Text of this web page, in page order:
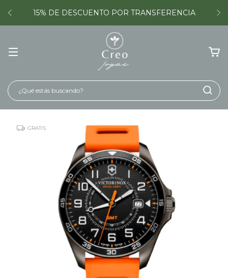
15% DE DESCUENTO POR TRANSFERENCIA
GRATIS